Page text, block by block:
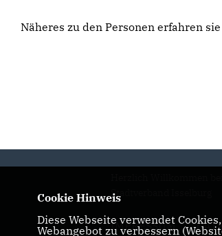
Näheres zu den Personen erfahren
Stadtverband Isselburg
IMPRESSUM
Cookie Hinweis
Diese Webseite verwendet
Webangebot zu verbessern